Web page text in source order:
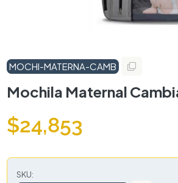
MOCHI-MATERNA-CAMB
Mochila Maternal
$24,853
SKU: